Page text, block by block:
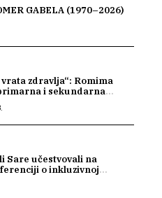
GABELA (1970–2026)
zdravlja“: Romima
i sekundarna
Sare učestvovali na
o inkluzivnoj